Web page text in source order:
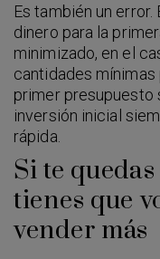
Es también un
dinero para la
minimizado, en el
cantidades mínimas
primer presupuesto
inversión inicial
rápida.
Si te
tienes que
vender más